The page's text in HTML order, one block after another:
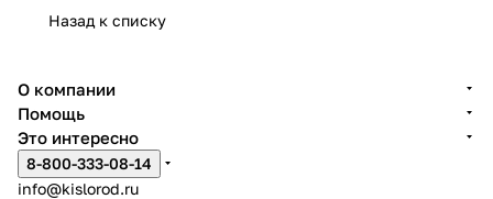
Назад к списку
О компании
Помощь
Это интересно
8-800-333-08-14
info@kislorod.ru